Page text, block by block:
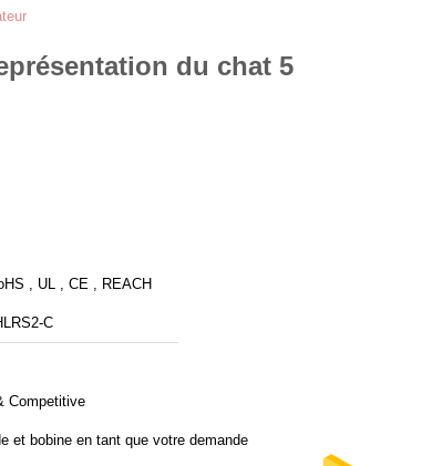
du chat 5
, UL , CE , REACH
C
Competitive
et bobine en tant que votre demande